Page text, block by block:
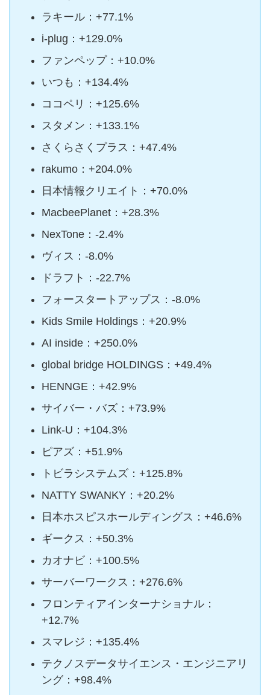
ラキール：+77.1%
i‐plug：+129.0%
ファンペップ：+10.0%
いつも：+134.4%
ココペリ：+125.6%
スタメン：+133.1%
さくらさくプラス：+47.4%
rakumo：+204.0%
日本情報クリエイト：+70.0%
MacbeePlanet：+28.3%
NexTone：-2.4%
ヴィス：-8.0%
ドラフト：-22.7%
フォースタートアップス：-8.0%
Kids Smile Holdings：+20.9%
AI inside：+250.0%
global bridge HOLDINGS：+49.4%
HENNGE：+42.9%
サイバー・バズ：+73.9%
Link-U：+104.3%
ピアズ：+51.9%
トビラシステムズ：+125.8%
NATTY SWANKY：+20.2%
日本ホスピスホールディングス：+46.6%
ギークス：+50.3%
カオナビ：+100.5%
サーバーワークス：+276.6%
フロンティアインターナショナル：
+12.7%
スマレジ：+135.4%
テクノスデータサイエンス・エンジニアリ
ング：+98.4%